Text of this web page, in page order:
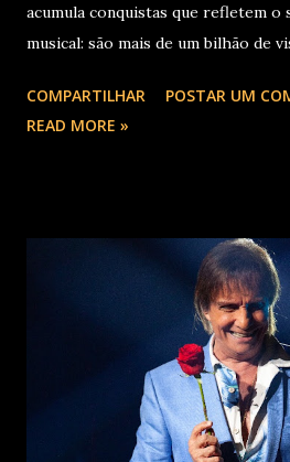
acumula conquistas que refletem o
musical: são mais de um bilhão de
10 milhões de seguidores nas
entre os nomes da prestigiada
milhões de plays em menos de 24
lançamento. Com uma estética
um novo capítulo na carreira do
palcos por meio da EVOM Tour,
recentemente em São Paulo.
Supernova Ent e Prime , a escala
COMPARTILHAR
POSTAR UM
READ MORE »